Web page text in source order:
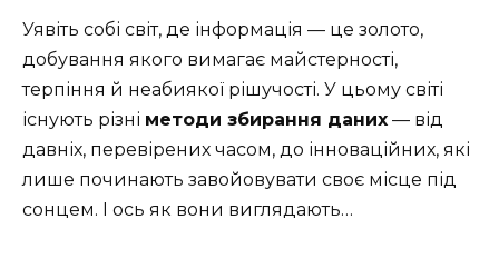
Уявіть собі світ, де інформація — це золото,
добування якого вимагає майстерності,
терпіння й неабиякої рішучості. У цьому світі
існують різні методи збирання даних — від
давніх, перевірених часом, до інноваційних, які
лише починають завойовувати своє місце під
сонцем. І ось як вони виглядають…